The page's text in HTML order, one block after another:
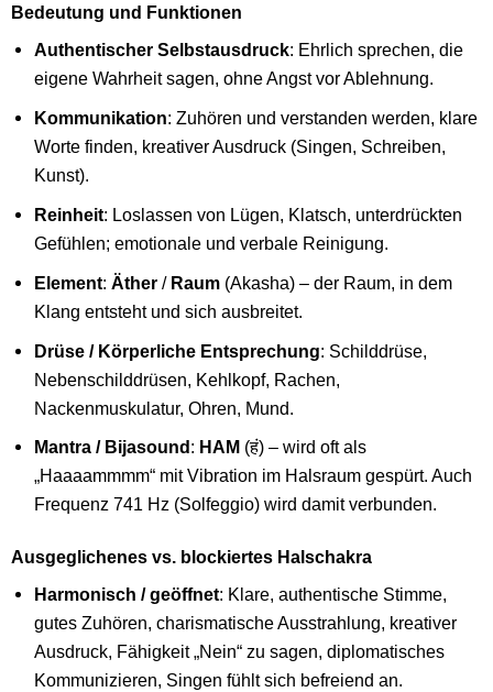
Bedeutung und Funktionen
Authentischer Selbstausdruck: Ehrlich sprechen, die
eigene Wahrheit sagen, ohne Angst vor Ablehnung.
Kommunikation: Zuhören und verstanden werden, klare
Worte finden, kreativer Ausdruck (Singen, Schreiben,
Kunst).
Reinheit: Loslassen von Lügen, Klatsch, unterdrückten
Gefühlen; emotionale und verbale Reinigung.
Element:Äther / Raum (Akasha) – der Raum, in dem
Klang entsteht und sich ausbreitet.
Drüse / Körperliche Entsprechung: Schilddrüse,
Nebenschilddrüsen, Kehlkopf, Rachen,
Nackenmuskulatur, Ohren, Mund.
Mantra / Bijasound : HAM (हं) – wird oft als
„Haaaammmm“ mit Vibration im Halsraum gespürt. Auch
Frequenz 741 Hz (Solfeggio) wird damit verbunden.
Ausgeglichenes vs. blockiertes Halschakra
Harmonisch / geöffnet: Klare, authentische Stimme,
gutes Zuhören, charismatische Ausstrahlung, kreativer
Ausdruck, Fähigkeit „Nein“ zu sagen, diplomatisches
Kommunizieren, Singen fühlt sich befreiend an.